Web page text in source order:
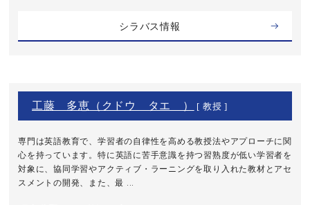
シラバス情報
工藤 多恵（クドウ タエ ） [ 教授 ]
専門は英語教育で、学習者の自律性を高める教授法やアプローチに関
心を持っています。特に英語に苦手意識を持つ習熟度が低い学習者を
対象に、協同学習やアクティブ・ラーニングを取り入れた教材とアセ
スメントの開発、また、最 ...